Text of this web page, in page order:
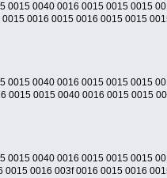
0040 0016 0015 0015 0015
0016 0015 0016 0015 0015
0040 0016 0015 0015 0015
0015 0040 0016 0015 0015
0040 0016 0015 0015 0015
0016 003f 0016 0015 0016